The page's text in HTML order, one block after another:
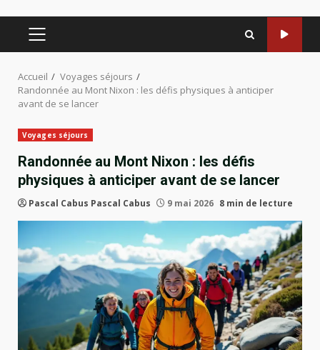
MENU
Accueil
Voyages séjours
Randonnée au Mont Nixon : les défis physiques à anticiper
avant de se lancer
Voyages séjours
Randonnée au Mont Nixon : les défis
physiques à anticiper avant de se lancer
Pascal Cabus Pascal Cabus 9 mai 2026 8 min de lecture